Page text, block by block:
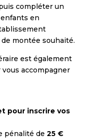
compléter un
en
montée souhaité.
est également
accompagner
pour inscrire vos
pénalité de 25 €